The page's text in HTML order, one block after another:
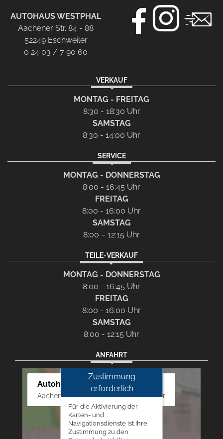
AUTOHAUS WESTPHAL
Aachener Str. 84 - 88
52249 Eschweiler
0 24 03 / 7 90 60
VERKAUF
MONTAG - FREITAG
8:30 - 18:30 Uhr
SAMSTAG
8:30 - 14:00 Uhr
SERVICE
MONTAG - DONNERSTAG
8:00 - 16:45 Uhr
FREITAG
8:00 - 16:00 Uhr
SAMSTAG
8:00 – 12:15 Uhr
TEILE-VERKAUF
MONTAG - DONNERSTAG
8:00 - 16:45 Uhr
FREITAG
8:00 - 16:00 Uhr
SAMSTAG
8:00 - 12:15 Uhr
ANFAHRT
Autohaus Westphal
Aachener Str. 84 - 88, 52249 Eschweiler
Zustimmung
erforderlich
Für die Aktivierung der
Karten- und
Navigationsdienste ist Ihre
Zustimmung zu den